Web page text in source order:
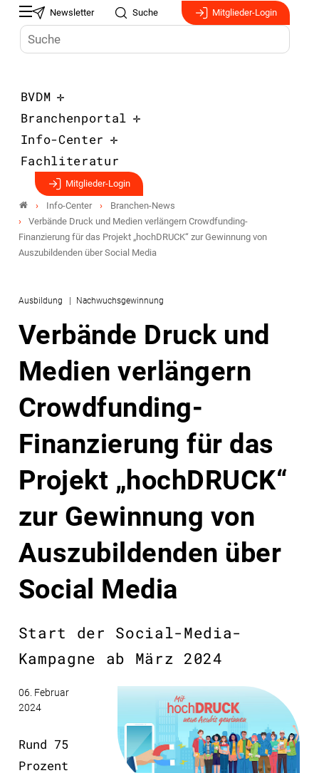
Newsletter Suche Mitglieder-Login
BVDM
Branchenportal
Info-Center
Fachliteratur
Mitglieder-Login
Info-Center
Branchen-News
Verbände Druck und Medien verlängern Crowdfunding-
Finanzierung für das Projekt „hochDRUCK“ zur Gewinnung von
Auszubildenden über Social Media
Ausbildung Nachwuchsgewinnung
Verbände Druck und
Medien verlängern
Crowdfunding-
Finanzierung für das
Projekt „hochDRUCK“
zur Gewinnung von
Auszubildenden über
Social Media
Start der Social-Media-
Kampagne ab März 2024
06. Februar
2024
Rund 75
Prozent